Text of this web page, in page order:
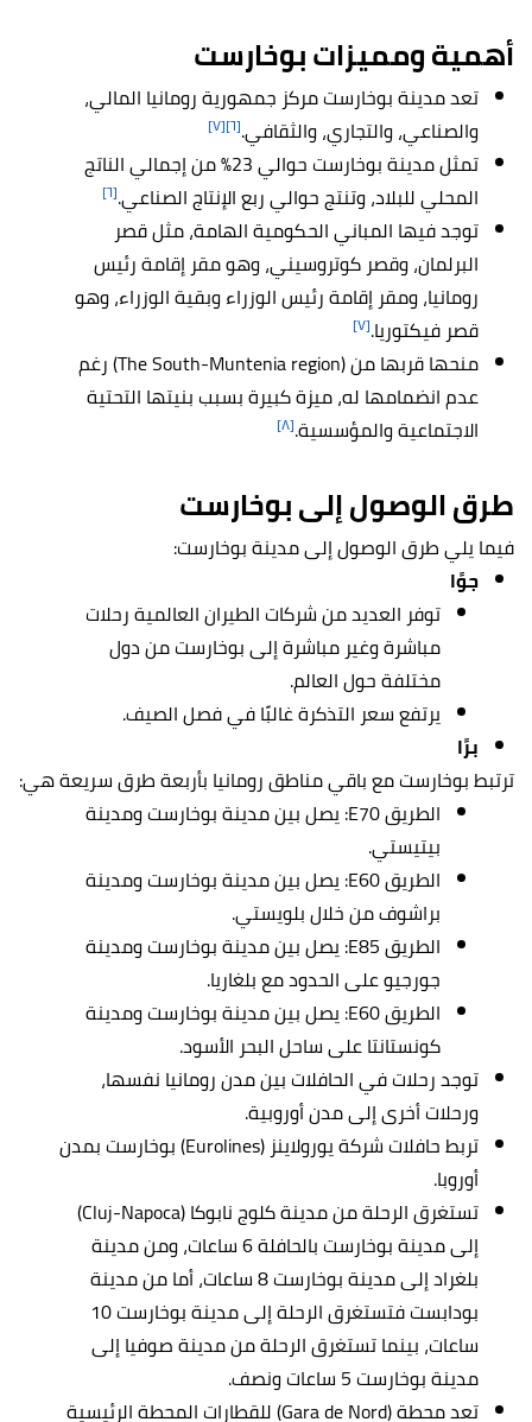
أهمية ومميزات بوخارست
تعد مدينة بوخارست مركز جمهورية رومانيا المالي،
والصناعي، والتجاري، والثقافي.[٦] [٧]
تمثل مدينة بوخارست حوالي 23% من إجمالي الناتج
المحلي للبلاد، وتنتج حوالي ربع الإنتاج الصناعي.[٦]
توجد فيها المباني الحكومية الهامة، مثل قصر
البرلمان، وقصر كوتروسيني، وهو مقر إقامة رئيس
رومانيا، ومقر إقامة رئيس الوزراء وبقية الوزراء، وهو
قصر فيكتوريا.[٧]
منحها قربها من (The South-Muntenia region) رغم
عدم انضمامها له، ميزة كبيرة بسبب بنيتها التحتية
الاجتماعية والمؤسسية.[٨]
طرق الوصول إلى بوخارست
فيما يلي طرق الوصول إلى مدينة بوخارست:
جوًا
توفر العديد من شركات الطيران العالمية رحلات
مباشرة وغير مباشرة إلى بوخارست من دول
مختلفة حول العالم.
يرتفع سعر التذكرة غالبًا في فصل الصيف.
برًا
ترتبط بوخارست مع باقي مناطق رومانيا بأربعة طرق سريعة هي:
الطريق E70: يصل بين مدينة بوخارست ومدينة
بيتيستي.
الطريق E60: يصل بين مدينة بوخارست ومدينة
براشوف من خلال بلويستي.
الطريق E85: يصل بين مدينة بوخارست ومدينة
جورجيو على الحدود مع بلغاريا.
الطريق E60: يصل بين مدينة بوخارست ومدينة
كونستانتا على ساحل البحر الأسود.
توجد رحلات في الحافلات بين مدن رومانيا نفسها،
ورحلات أخرى إلى مدن أوروبية.
تربط حافلات شركة يورولاينز (Eurolines) بوخارست بمدن
أوروبا.
تستغرق الرحلة من مدينة كلوج نابوكا (Cluj-Napoca)
إلى مدينة بوخارست بالحافلة 6 ساعات، ومن مدينة
بلغراد إلى مدينة بوخارست 8 ساعات، أما من مدينة
بودابست فتستغرق الرحلة إلى مدينة بوخارست 10
ساعات، بينما تستغرق الرحلة من مدينة صوفيا إلى
مدينة بوخارست 5 ساعات ونصف.
تعد محطة (Gara de Nord) للقطارات المحطة الرئيسية